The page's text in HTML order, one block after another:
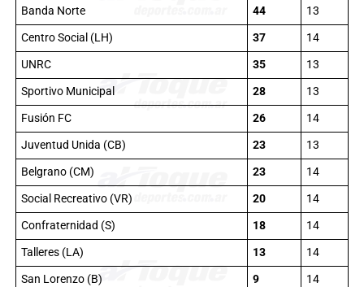
Banda Norte 44
13
Centro Social (LH)
37
14
UNRC
35
13
Sportivo Municipal
28
13
Fusión FC
26
14
Juventud Unida (CB)
23
13
Belgrano (CM)
23
14
Social Recreativo (VR)
20
14
Confraternidad (S)
18
14
Talleres (LA)
13
14
San Lorenzo (B)
9 14